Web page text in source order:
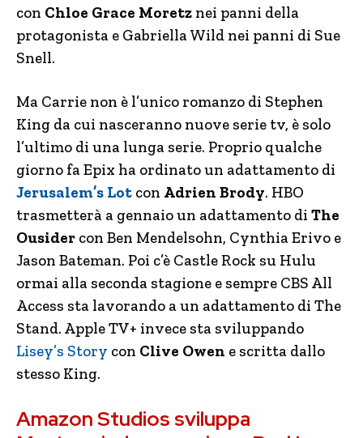
con Chloe Grace Moretz nei panni della
protagonista e Gabriella Wild nei panni di Sue
Snell.
Ma Carrie non è l’unico romanzo di Stephen
King da cui nasceranno nuove serie tv, è solo
l’ultimo di una lunga serie. Proprio qualche
giorno fa Epix ha ordinato un adattamento di
Jerusalem’s Lot con Adrien Brody. HBO
trasmetterà a gennaio un adattamento di The
Ousider con Ben Mendelsohn, Cynthia Erivo e
Jason Bateman. Poi c’è Castle Rock su Hulu
ormai alla seconda stagione e sempre CBS All
Access sta lavorando a un adattamento di The
Stand. Apple TV+ invece sta sviluppando
Lisey’s Story con Clive Owen e scritta dallo
stesso King.
Amazon Studios sviluppa